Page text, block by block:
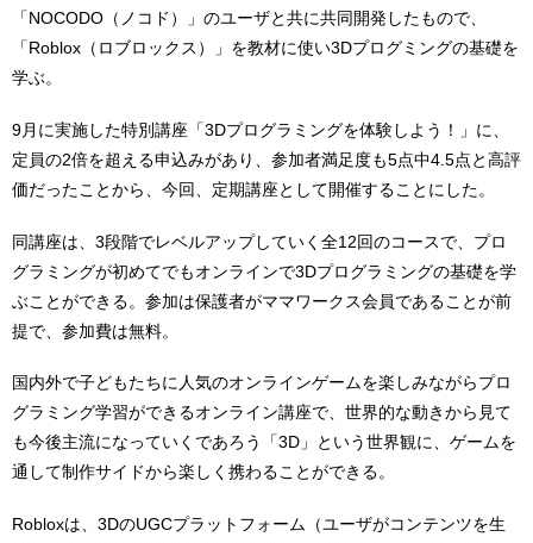
「NOCODO（ノコド）」のユーザと共に共同開発したもので、
「Roblox（ロブロックス）」を教材に使い3Dプログミングの基礎を
学ぶ。
9月に実施した特別講座「3Dプログラミングを体験しよう！」に、
定員の2倍を超える申込みがあり、参加者満足度も5点中4.5点と高評
価だったことから、今回、定期講座として開催することにした。
同講座は、3段階でレベルアップしていく全12回のコースで、プロ
グラミングが初めてでもオンラインで3Dプログラミングの基礎を学
ぶことができる。参加は保護者がママワークス会員であることが前
提で、参加費は無料。
国内外で子どもたちに人気のオンラインゲームを楽しみながらプロ
グラミング学習ができるオンライン講座で、世界的な動きから見て
も今後主流になっていくであろう「3D」という世界観に、ゲームを
通して制作サイドから楽しく携わることができる。
Robloxは、3DのUGCプラットフォーム（ユーザがコンテンツを生